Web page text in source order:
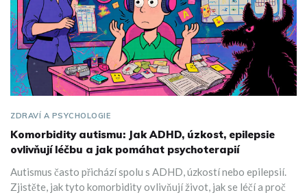
ZDRAVÍ A PSYCHOLOGIE
Komorbidity autismu: Jak ADHD, úzkost, epilepsie
ovlivňují léčbu a jak pomáhat psychoterapií
Autismus často přichází spolu s ADHD, úzkostí nebo epilepsií.
Zjistěte, jak tyto komorbidity ovlivňují život, jak se léčí a proč